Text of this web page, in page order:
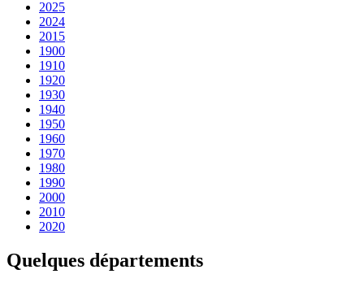
2025
2024
2015
1900
1910
1920
1930
1940
1950
1960
1970
1980
1990
2000
2010
2020
Quelques départements